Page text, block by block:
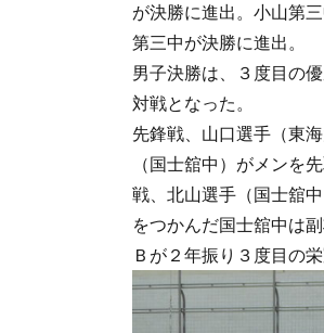
が決勝に進出。小山第
第三中が決勝に進出。
男子決勝は、３度目の
対戦となった。
先鋒戦、山口選手（東
（国士舘中）がメンを
戦、北山選手（国士舘
をつかんだ国士舘中は
Ｂが２年振り３度目の栄